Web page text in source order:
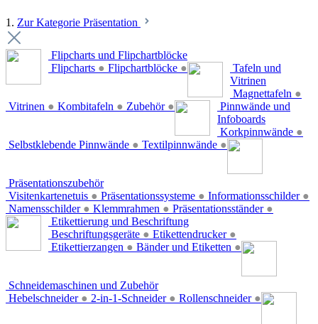
1. Zur Kategorie Präsentation
Flipcharts und Flipchartblöcke
Flipcharts ● Flipchartblöcke ●
Tafeln und
Vitrinen
Magnettafeln ●
Vitrinen ● Kombitafeln ● Zubehör ●
Pinnwände und
Infoboards
Korkpinnwände ●
Selbstklebende Pinnwände ● Textilpinnwände ●
Präsentationszubehör
Visitenkartenetuis ● Präsentationssysteme ● Informationsschilder ●
Namensschilder ● Klemmrahmen ● Präsentationsständer ●
Etikettierung und Beschriftung
Beschriftungsgeräte ● Etikettendrucker ●
Etikettierzangen ● Bänder und Etiketten ●
Schneidemaschinen und Zubehör
Hebelschneider ● 2-in-1-Schneider ● Rollenschneider ●